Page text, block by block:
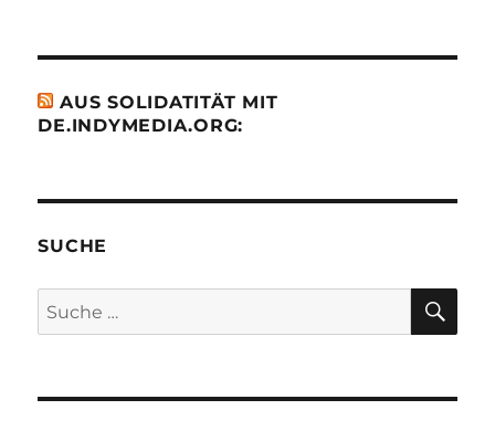
AUS SOLIDATITÄT MIT
DE.INDYMEDIA.ORG:
SUCHE
Suche
nach: